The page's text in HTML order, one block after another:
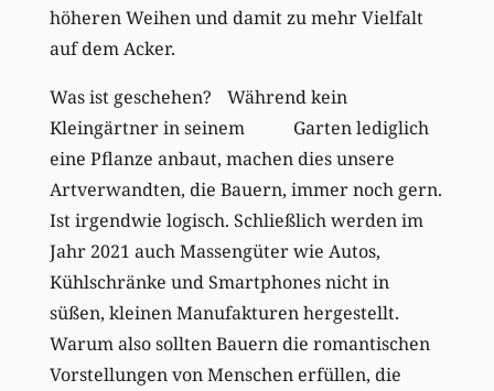
höheren Weihen und damit zu mehr Vielfalt
auf dem Acker.
Was ist geschehen? Während kein
Kleingärtner in seinem Garten lediglich
eine Pflanze anbaut, machen dies unsere
Artverwandten, die Bauern, immer noch gern.
Ist irgendwie logisch. Schließlich werden im
Jahr 2021 auch Massengüter wie Autos,
Kühlschränke und Smartphones nicht in
süßen, kleinen Manufakturen hergestellt.
Warum also sollten Bauern die romantischen
Vorstellungen von Menschen erfüllen, die